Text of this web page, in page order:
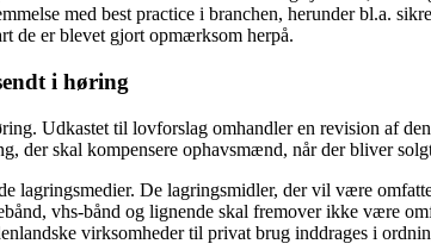
med best practice i branchen, herunder bl.a.
de er blevet gjort opmærksom herpå.
i høring
Udkastet til lovforslag omhandler en revision af
der skal kompensere ophavsmænd, når der bliver
lagringsmedier. De lagringsmidler, der vil være
vhs-bånd og lignende skal fremover ikke være
virksomheder til privat brug inddrages i